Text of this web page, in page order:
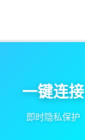
一键连接
即时隐私保护